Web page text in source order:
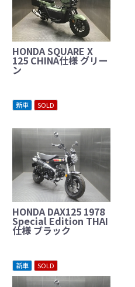
HONDA SQUARE X
125 CHINA仕様 グリー
ン
新車 SOLD
HONDA DAX125 1978
Special Edition THAI
仕様 ブラック
新車 SOLD